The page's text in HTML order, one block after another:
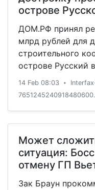
острове
ДОМ.РФ принял
млрд рублей для
строительного
острове Русский
году, сообщили в
компании.
14 Feb 08:03 •
Может
ситуация:
отмену ГП
Зак Браун